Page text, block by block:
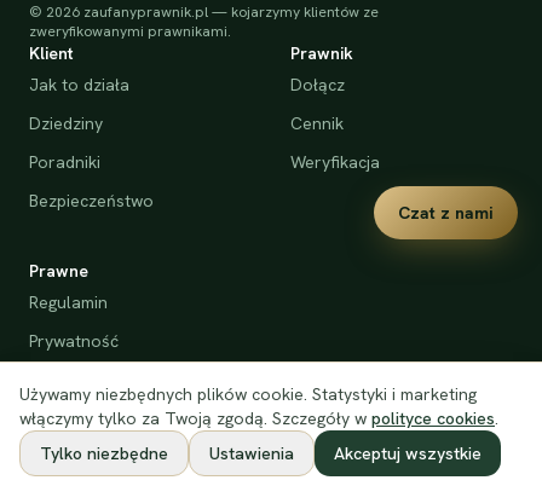
© 2026 zaufanyprawnik.pl — kojarzymy klientów ze
zweryfikowanymi prawnikami.
Klient
Jak to działa
Dziedziny
Poradniki
Bezpieczeństwo
Prawnik
Dołącz
Cennik
Weryfikacja
Prawne
Regulamin
Prywatność
Deklaracja dostępności
Czat z nami
Używamy niezbędnych plików cookie. Statystyki i marketing
włączymy tylko za Twoją zgodą. Szczegóły w polityce cookies.
Tylko niezbędne
Ustawienia Akceptuj wszystkie